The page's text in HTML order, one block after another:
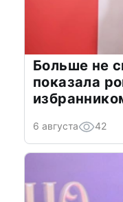
Больше не
показала
6 августа 42